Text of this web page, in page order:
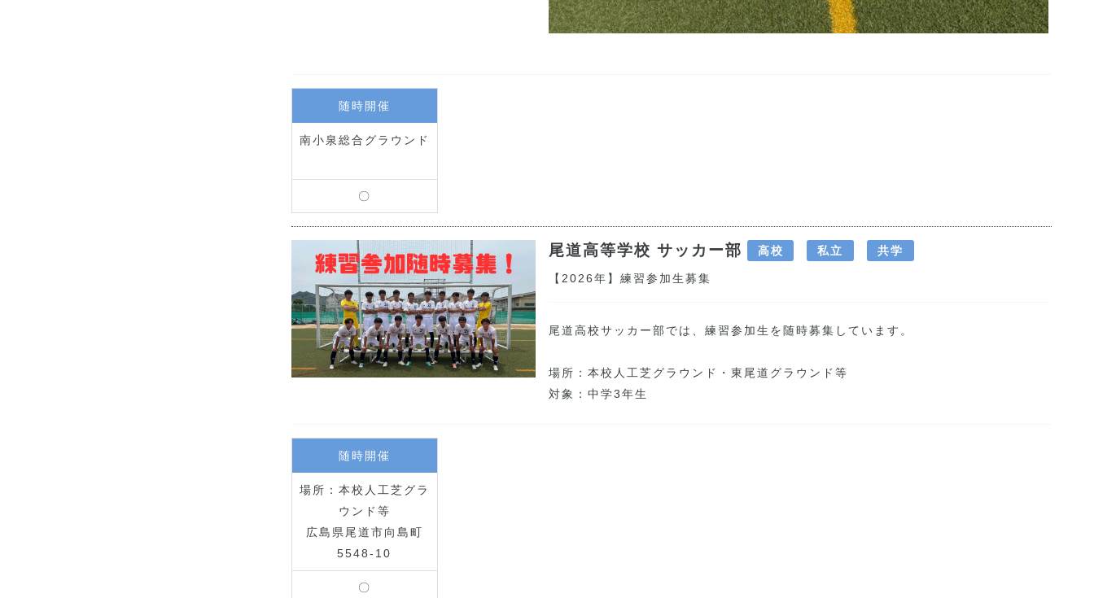
随時開催
南小泉総合グラウンド
〇
尾道高等学校 サッカー部 高校 私立 共学
【2026年】練習参加生募集
尾道高校サッカー部では、練習参加生を随時募集しています。
場所：本校人工芝グラウンド・東尾道グラウンド等
対象：中学3年生
随時開催
場所：本校人工芝グラ
ウンド等
広島県尾道市向島町
5548-10
〇